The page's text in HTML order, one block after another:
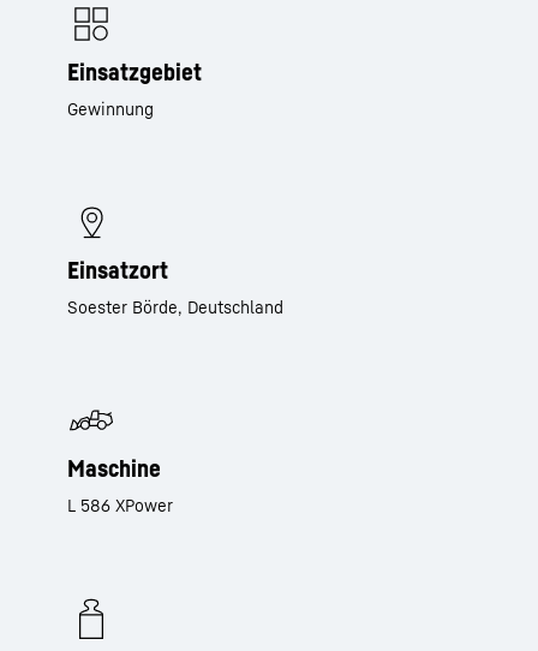
Einsatzgebiet
Gewinnung
Einsatzort
Soester Börde, Deutschland
Maschine
L 586 XPower